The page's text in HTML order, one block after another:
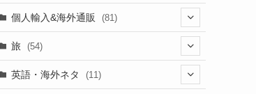
個人輸入&海外通販 (81)
旅 (54)
(43)
英語・海外ネタ (11)